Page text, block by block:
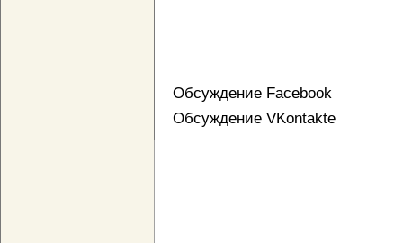
Обсуждение Facebook
Обсуждение VKontakte